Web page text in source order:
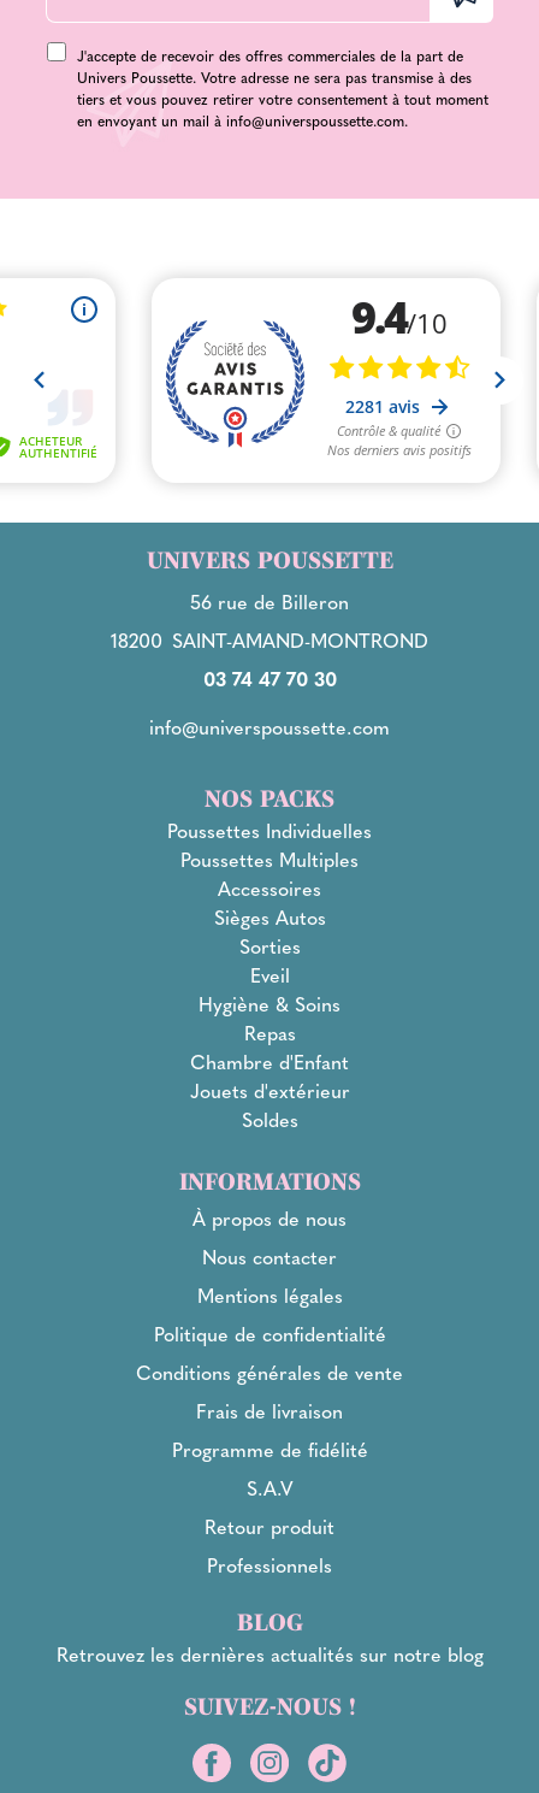
J'accepte de recevoir des offres commerciales de la part de
Univers Poussette. Votre adresse ne sera pas transmise à des
tiers et vous pouvez retirer votre consentement à tout moment
en envoyant un mail à info@universpoussette.com.
UNIVERS POUSSETTE
56 rue de Billeron
18200 SAINT-AMAND-MONTROND
03 74 47 70 30
info@universpoussette.com
NOS PACKS
Poussettes Individuelles
Poussettes Multiples
Accessoires
Sièges Autos
Sorties
Eveil
Hygiène & Soins
Repas
Chambre d'Enfant
Jouets d'extérieur
Soldes
INFORMATIONS
À propos de nous
Nous contacter
Mentions légales
Politique de confidentialité
Conditions générales de vente
Frais de livraison
Programme de fidélité
S.A.V
Retour produit
Professionnels
BLOG
Retrouvez les dernières actualités sur notre blog
SUIVEZ-NOUS !